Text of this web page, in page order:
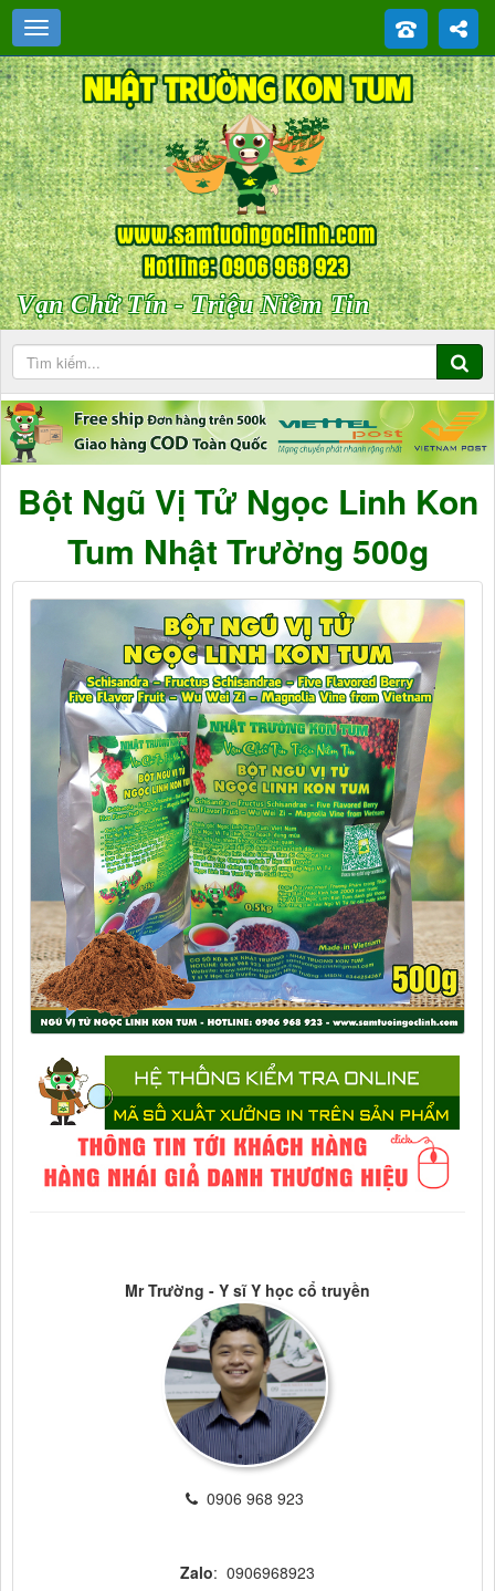
Vạn Chữ Tín - Triệu Niềm Tin
Bột Ngũ Vị Tử Ngọc Linh Kon
Tum Nhật Trường 500g
Mr Trường - Y sĩ Y học cổ truyền
0906 968 923
Zalo: 0906968923